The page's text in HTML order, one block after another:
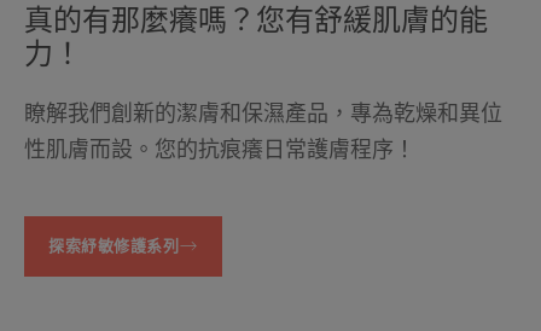
真的有那麼癢嗎？您有舒緩肌膚的能
力！
瞭解我們創新的潔膚和保濕產品，專為乾燥和異位
性肌膚而設。您的抗痕癢日常護膚程序！
探索紓敏修護系列